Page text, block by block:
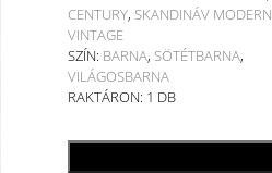
CENTURY, SKANDINÁV MODERN
VINTAGE
SZÍN: BARNA, SÖTÉTBARNA,
VILÁGOSBARNA
RAKTÁRON: 1 DB